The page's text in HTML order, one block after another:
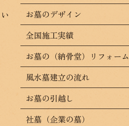
お墓のデザイン
全国施工実績
お墓の（納骨堂）リフォーム
風水墓建立の流れ
お墓の引越し
社墓（企業の墓）